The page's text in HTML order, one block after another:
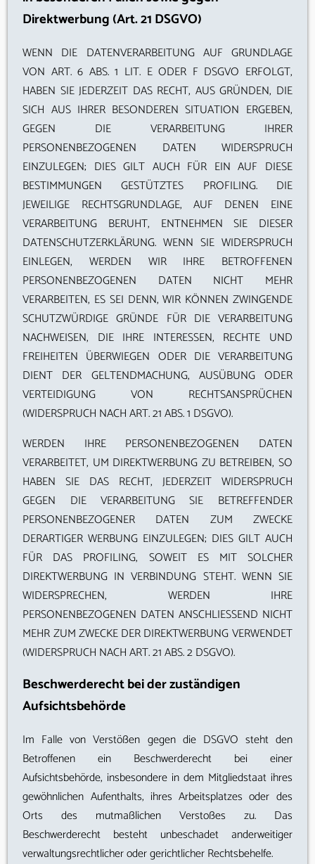
Direktwerbung (Art. 21 DSGVO)
WENN DIE DATENVERARBEITUNG AUF GRUNDLAGE
VON ART. 6 ABS. 1 LIT. E ODER F DSGVO ERFOLGT,
HABEN SIE JEDERZEIT DAS RECHT, AUS GRÜNDEN, DIE
SICH AUS IHRER BESONDEREN SITUATION ERGEBEN,
GEGEN DIE VERARBEITUNG IHRER
PERSONENBEZOGENEN DATEN WIDERSPRUCH
EINZULEGEN; DIES GILT AUCH FÜR EIN AUF DIESE
BESTIMMUNGEN GESTÜTZTES PROFILING. DIE
JEWEILIGE RECHTSGRUNDLAGE, AUF DENEN EINE
VERARBEITUNG BERUHT, ENTNEHMEN SIE DIESER
DATENSCHUTZERKLÄRUNG. WENN SIE WIDERSPRUCH
EINLEGEN, WERDEN WIR IHRE BETROFFENEN
PERSONENBEZOGENEN DATEN NICHT MEHR
VERARBEITEN, ES SEI DENN, WIR KÖNNEN ZWINGENDE
SCHUTZWÜRDIGE GRÜNDE FÜR DIE VERARBEITUNG
NACHWEISEN, DIE IHRE INTERESSEN, RECHTE UND
FREIHEITEN ÜBERWIEGEN ODER DIE VERARBEITUNG
DIENT DER GELTENDMACHUNG, AUSÜBUNG ODER
VERTEIDIGUNG VON RECHTSANSPRÜCHEN
(WIDERSPRUCH NACH ART. 21 ABS. 1 DSGVO).
WERDEN IHRE PERSONENBEZOGENEN DATEN
VERARBEITET, UM DIREKTWERBUNG ZU BETREIBEN, SO
HABEN SIE DAS RECHT, JEDERZEIT WIDERSPRUCH
GEGEN DIE VERARBEITUNG SIE BETREFFENDER
PERSONENBEZOGENER DATEN ZUM ZWECKE
DERARTIGER WERBUNG EINZULEGEN; DIES GILT AUCH
FÜR DAS PROFILING, SOWEIT ES MIT SOLCHER
DIREKTWERBUNG IN VERBINDUNG STEHT. WENN SIE
WIDERSPRECHEN, WERDEN IHRE
PERSONENBEZOGENEN DATEN ANSCHLIESSEND NICHT
MEHR ZUM ZWECKE DER DIREKTWERBUNG VERWENDET
(WIDERSPRUCH NACH ART. 21 ABS. 2 DSGVO).
Beschwerde­recht bei der zuständigen
Aufsichts­behörde
Im Falle von Verstößen gegen die DSGVO steht den
Betroffenen ein Beschwerderecht bei einer
Aufsichtsbehörde, insbesondere in dem Mitgliedstaat ihres
gewöhnlichen Aufenthalts, ihres Arbeitsplatzes oder des
Orts des mutmaßlichen Verstoßes zu. Das
Beschwerderecht besteht unbeschadet anderweitiger
verwaltungsrechtlicher oder gerichtlicher Rechtsbehelfe.